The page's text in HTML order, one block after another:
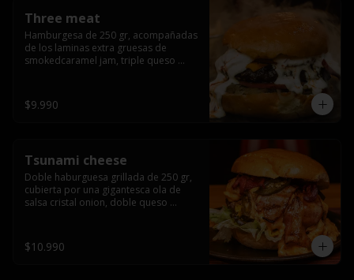
Three meat
Hamburgesa de 250 gr, acompañadas
de los laminas extra gruesas de
smokedcaramel jam, triple queso
$9.990
Tsunami cheese
Doble haburguesa grillada de 250 gr,
cubierta por una gigantesca ola de
salsa cristal onion, doble queso
grill y los mas ricos jalapeños
jalapeños de todo texas.
$10.990